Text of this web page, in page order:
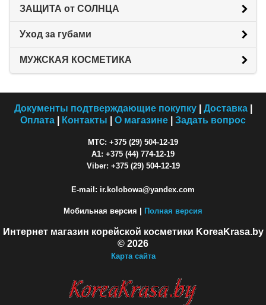
ЗАЩИТА от СОЛНЦА
Уход за губами
МУЖСКАЯ КОСМЕТИКА
Документы подтверждающие покупку| Доставка|
Оплата
Контакты О магазине Задать вопрос
МТС: +375 (29) 504-12-19
A1: +375 (44) 774-12-19
Viber: +375 (29) 504-12-19
E-mail: ir.kolobowa@yandex.com
Мобильная версия | Полная версия
Интернет магазин корейской косметики KoreaKrasa.by
© 2026
Карта сайта